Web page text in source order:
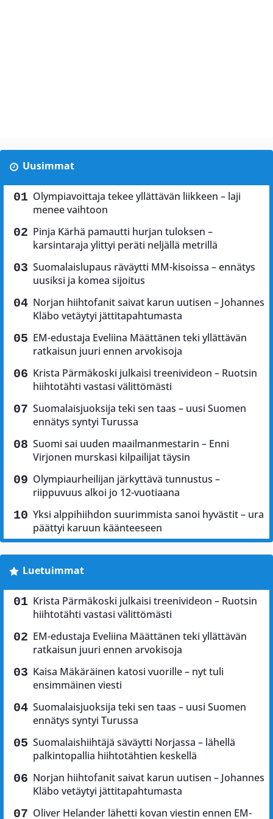
Uusimmat
Olympiavoittaja tekee yllättävän liikkeen – laji
menee vaihtoon
Pinja Kärhä pamautti hurjan tuloksen –
karsintaraja ylittyi peräti neljällä metrillä
Suomalaislupaus räväytti MM-kisoissa – ennätys
uusiksi ja komea sijoitus
Norjan hiihtofanit saivat karun uutisen – Johannes
Kläbo vetäytyi jättitapahtumasta
EM-edustaja Eveliina Määttänen teki yllättävän
ratkaisun juuri ennen arvokisoja
Krista Pärmäkoski julkaisi treenivideon – Ruotsin
hiihtotähti vastasi välittömästi
Suomalaisjuoksija teki sen taas – uusi Suomen
ennätys syntyi Turussa
Suomi sai uuden maailmanmestarin – Enni
Virjonen murskasi kilpailijat täysin
Olympiaurheilijan järkyttävä tunnustus –
riippuvuus alkoi jo 12-vuotiaana
Yksi alppihiihdon suurimmista sanoi hyvästit – ura
päättyi karuun käänteeseen
Luetuimmat
Krista Pärmäkoski julkaisi treenivideon – Ruotsin
hiihtotähti vastasi välittömästi
EM-edustaja Eveliina Määttänen teki yllättävän
ratkaisun juuri ennen arvokisoja
Kaisa Mäkäräinen katosi vuorille – nyt tuli
ensimmäinen viesti
Suomalaisjuoksija teki sen taas – uusi Suomen
ennätys syntyi Turussa
Suomalaishiihtäjä säväytti Norjassa – lähellä
palkintopallia hiihtotähtien keskellä
Norjan hiihtofanit saivat karun uutisen – Johannes
Kläbo vetäytyi jättitapahtumasta
Oliver Helander lähetti kovan viestin ennen EM-